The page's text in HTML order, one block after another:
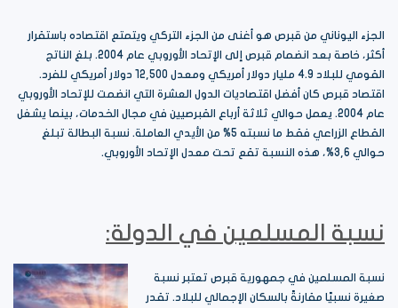
الجزء اليوناني من قبرص هو أغنى من الجزء التركي ويتمتع اقتصاده باستقرار
أكثر، خاصة بعد انضمام قبرص إلى الإتحاد الأوروبي عام 2004. بلغ الناتج
القومي للبلاد 4.9 مليار دولار أمريكي ومعدل 12,500 دولار أمريكي للفرد.
اقتصاد قبرص كان أفضل اقتصاديات الدول العشرة التي انضمت للإتحاد الأوروبي
عام 2004. يعمل حوالي ثلاثة أرباع القبرصيين في مجال الخدمات، بينما يشغل
القطاع الزراعي فقط ما نسبته 5% من الأيدي العاملة. نسبة البطالة تبلغ
حوالي 3,6%، هذه النسبة تقع تحت معدل الإتحاد الأوروبي.
نسبة المسلمين في الدولة:
نسبة المسلمين في جمهورية قبرص تعتبر نسبة
صغيرة نسبيًا مقارنةً بالسكان الإجمالي للبلاد. تقدر